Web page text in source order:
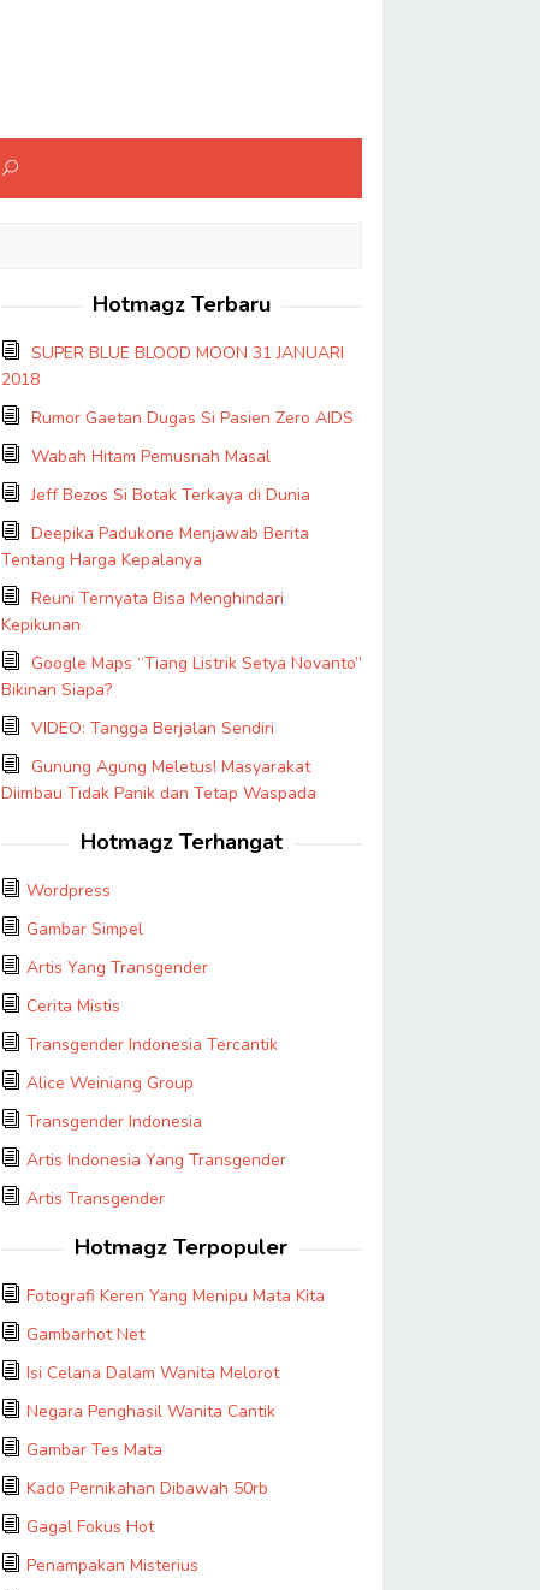
Hotmagz Terbaru
SUPER BLUE BLOOD MOON 31 JANUARI
2018
Rumor Gaetan Dugas Si Pasien Zero AIDS
Wabah Hitam Pemusnah Masal
Jeff Bezos Si Botak Terkaya di Dunia
Deepika Padukone Menjawab Berita
Tentang Harga Kepalanya
Reuni Ternyata Bisa Menghindari
Kepikunan
Google Maps “Tiang Listrik Setya Novanto”
Bikinan Siapa?
VIDEO: Tangga Berjalan Sendiri
Gunung Agung Meletus! Masyarakat
Diimbau Tidak Panik dan Tetap Waspada
Hotmagz Terhangat
Wordpress
Gambar Simpel
Artis Yang Transgender
Cerita Mistis
Transgender Indonesia Tercantik
Alice Weiniang Group
Transgender Indonesia
Artis Indonesia Yang Transgender
Artis Transgender
Hotmagz Terpopuler
Fotografi Keren Yang Menipu Mata Kita
Gambarhot Net
Isi Celana Dalam Wanita Melorot
Negara Penghasil Wanita Cantik
Gambar Tes Mata
Kado Pernikahan Dibawah 50rb
Gagal Fokus Hot
Penampakan Misterius